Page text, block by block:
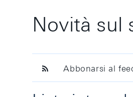
Novità sul
Abbonarsi al